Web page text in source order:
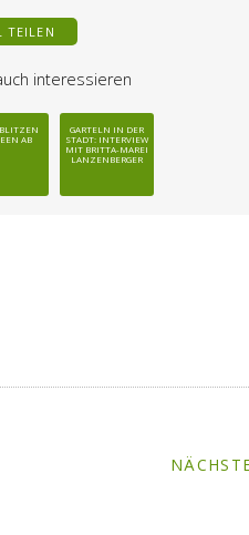
TEILEN
interessieren
AB
GARTELN IN DER
STADT: INTERVIEW
MIT BRITTA-MAREI
LANZENBERGER